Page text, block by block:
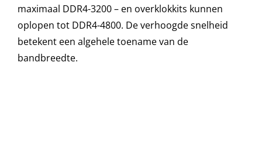
maximaal DDR4-3200 – en overklokkits kunnen
oplopen tot DDR4-4800. De verhoogde snelheid
betekent een algehele toename van de
bandbreedte.